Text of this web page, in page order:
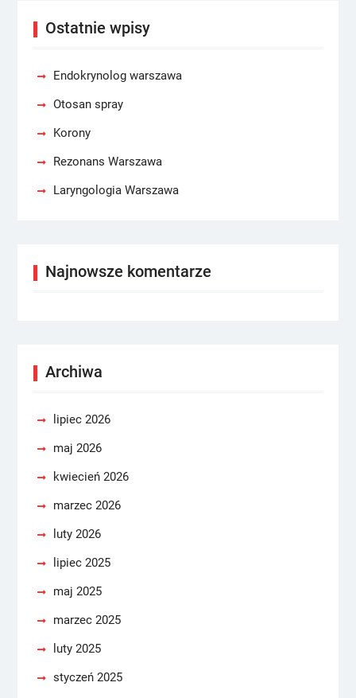
Ostatnie wpisy
Endokrynolog warszawa
Otosan spray
Korony
Rezonans Warszawa
Laryngologia Warszawa
Najnowsze komentarze
Archiwa
lipiec 2026
maj 2026
kwiecień 2026
marzec 2026
luty 2026
lipiec 2025
maj 2025
marzec 2025
luty 2025
styczeń 2025